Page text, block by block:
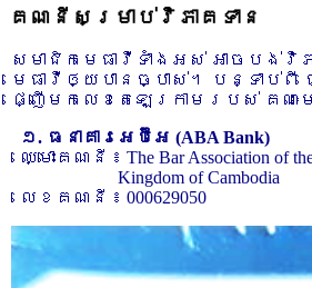
គណនីសម្រាប់វិភាគទាន
សមាជិកមេធាវីទាំងអស់ អាចបង់វិ
មេធាវីឲ្យបានច្បាស់។ បន្ទាប់
ផ្ញើមកលេខតេឡេក្រាមរបស់ គណៈមេ
១. ធនាគារអេប៊ីអេ (ABA Bank)
ឈ្មោះគណនី ៖ The Bar Association of
Kingdom of Cambodia
លេខគណនី ៖ 000629050